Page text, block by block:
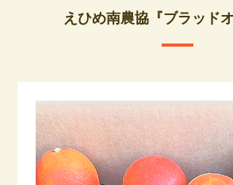
えひめ南農協『ブラッド